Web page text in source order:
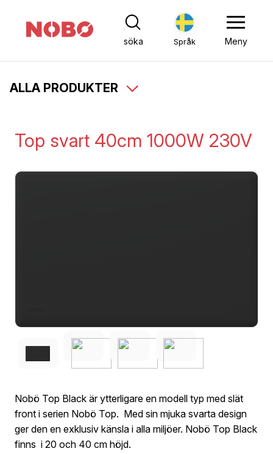
söka Språk Meny
ALLA PRODUKTER
Top svart 40cm 1000W 230V
Nobö Top Black är ytterligare en modell typ med slät
front i serien Nobö Top. Med sin mjuka svarta design
ger den en exklusiv känsla i alla miljöer. Nobö Top Black
finns i 20 och 40 cm höjd.